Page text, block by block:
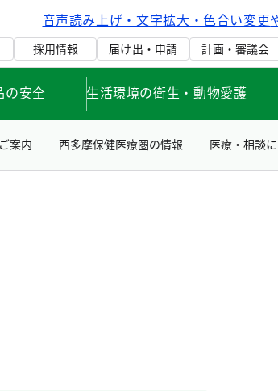
音声読み上げ・文字拡大・色合い変更
採用情報 届け出・申請 計画・審議会
の安全 生活環境の衛生・動物愛護
案内 西多摩保健医療圏の情報 医療・相談